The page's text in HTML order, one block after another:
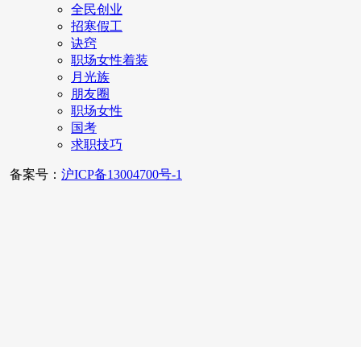
全民创业
招寒假工
诀窍
职场女性着装
月光族
朋友圈
职场女性
国考
求职技巧
备案号： 沪ICP备13004700号-1